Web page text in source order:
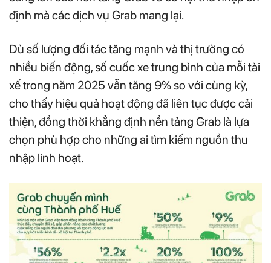
định mà các dịch vụ Grab mang lại.
Dù số lượng đối tác tăng mạnh và thị trường có
nhiều biến động, số cuốc xe trung bình của mỗi tài
xế trong năm 2025 vẫn tăng 9% so với cùng kỳ,
cho thấy hiệu quả hoạt động đã liên tục được cải
thiện, đồng thời khẳng định nền tảng Grab là lựa
chọn phù hợp cho những ai tìm kiếm nguồn thu
nhập linh hoạt.